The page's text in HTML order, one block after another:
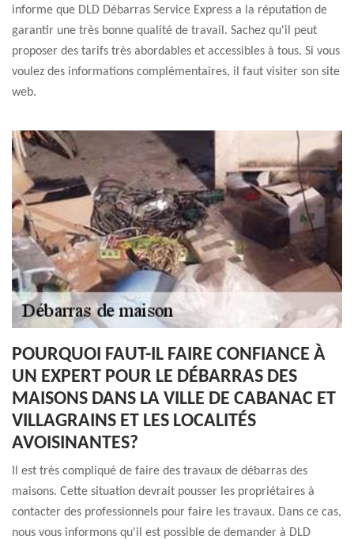
informe que DLD Débarras Service Express a la réputation de
garantir une très bonne qualité de travail. Sachez qu'il peut
proposer des tarifs très abordables et accessibles à tous. Si vous
voulez des informations complémentaires, il faut visiter son site
web.
POURQUOI FAUT-IL FAIRE CONFIANCE À
UN EXPERT POUR LE DÉBARRAS DES
MAISONS DANS LA VILLE DE CABANAC ET
VILLAGRAINS ET LES LOCALITÉS
AVOISINANTES?
Il est très compliqué de faire des travaux de débarras des
maisons. Cette situation devrait pousser les propriétaires à
contacter des professionnels pour faire les travaux. Dans ce cas,
nous vous informons qu'il est possible de demander à DLD